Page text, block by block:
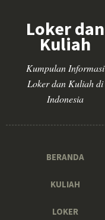
Loker dan
Kuliah
Kumpulan Informasi
Loker dan Kuliah di
Indonesia
BERANDA
KULIAH
LOKER